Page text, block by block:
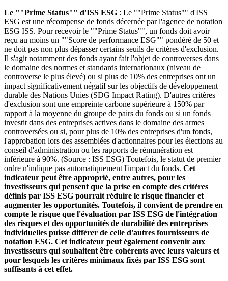
Le ""Prime Status"" d'ISS ESG : Le ""Prime Status"" d'ISS
ESG est une récompense de fonds décernée par l'agence de notation
ESG ISS. Pour recevoir le ""Prime Status"", un fonds doit avoir
reçu au moins un ""Score de performance ESG"" pondéré de 50 et
ne doit pas non plus dépasser certains seuils de critères d'exclusion.
Il s'agit notamment des fonds ayant fait l'objet de controverses dans
le domaine des normes et standards internationaux (niveau de
controverse le plus élevé) ou si plus de 10% des entreprises ont un
impact significativement négatif sur les objectifs de développement
durable des Nations Unies (SDG Impact Rating). D'autres critères
d'exclusion sont une empreinte carbone supérieure à 150% par
rapport à la moyenne du groupe de pairs du fonds ou si un fonds
investit dans des entreprises actives dans le domaine des armes
controversées ou si, pour plus de 10% des entreprises d'un fonds,
l'approbation lors des assemblées d'actionnaires pour les élections au
conseil d'administration ou les rapports de rémunération est
inférieure à 90%. (Source : ISS ESG) Toutefois, le statut de premier
ordre n'indique pas automatiquement l'impact du fonds. Cet
indicateur peut être approprié, entre autres, pour les
investisseurs qui pensent que la prise en compte des critères
définis par ISS ESG pourrait réduire le risque financier et
augmenter les opportunités. Toutefois, il convient de prendre en
compte le risque que l'évaluation par ISS ESG de l'intégration
des risques et des opportunités de durabilité des entreprises
individuelles puisse différer de celle d'autres fournisseurs de
notation ESG. Cet indicateur peut également convenir aux
investisseurs qui souhaitent être cohérents avec leurs valeurs et
pour lesquels les critères minimaux fixés par ISS ESG sont
suffisants à cet effet.